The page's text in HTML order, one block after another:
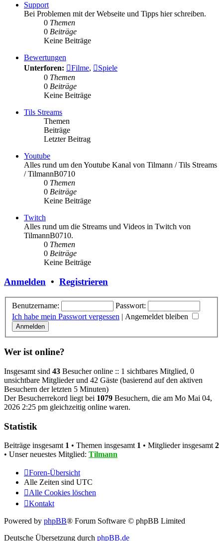
Support
Bei Problemen mit der Webseite und Tipps hier schreiben.
0 Themen
0 Beiträge
Keine Beiträge
Bewertungen
Unterforen:
Filme,
Spiele
0 Themen
0 Beiträge
Keine Beiträge
Tils Streams
Themen
Beiträge
Letzter Beitrag
Youtube
Alles rund um den Youtube Kanal von Tilmann / Tils Streams
/ TilmannB0710
0 Themen
0 Beiträge
Keine Beiträge
Twitch
Alles rund um die Streams und Videos in Twitch von
TilmannB0710.
0 Themen
0 Beiträge
Keine Beiträge
Anmelden • Registrieren
Benutzername:
Passwort:
Ich habe mein Passwort vergessen | Angemeldet bleiben
Wer ist online?
Insgesamt sind 43 Besucher online :: 1 sichtbares Mitglied, 0
unsichtbare Mitglieder und 42 Gäste (basierend auf den aktiven
Besuchern der letzten 5 Minuten)
Der Besucherrekord liegt bei 1079 Besuchern, die am Mo Mai 04,
2026 2:25 pm gleichzeitig online waren.
Statistik
Beiträge insgesamt 1 • Themen insgesamt 1 • Mitglieder insgesamt 2
• Unser neuestes Mitglied: Tilmann
Foren-Übersicht
Alle Zeiten sind UTC
Alle Cookies löschen
Kontakt
Powered by phpBB® Forum Software © phpBB Limited
Deutsche Übersetzung durch phpBB.de